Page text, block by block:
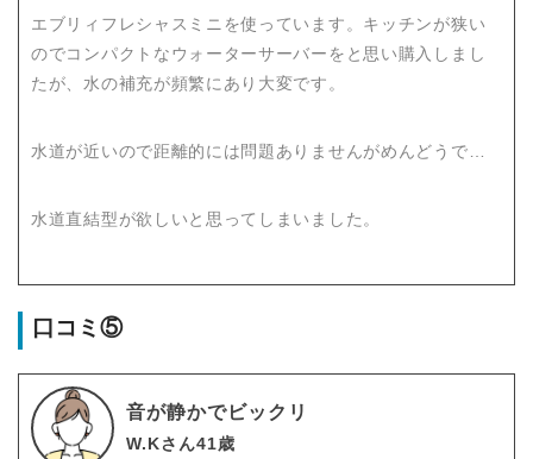
エブリィフレシャスミニを使っています。キッチンが狭い
のでコンパクトなウォーターサーバーをと思い購入しまし
たが、水の補充が頻繁にあり大変です。
水道が近いので距離的には問題ありませんがめんどうで…
水道直結型が欲しいと思ってしまいました。
口コミ⑤
音が静かでビックリ
W.Kさん41歳